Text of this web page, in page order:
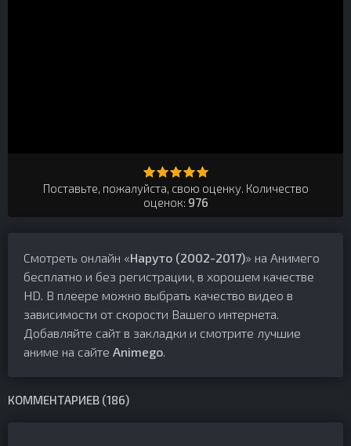
Поставьте, пожалуйста, свою оценку. Количество
оценок: 976
Смотреть онлайн «Наруто (2002-2017)» на Анимего
бесплатно и без регистрации, в хорошем качестве
HD. В плеере можно выбрать качество видео в
зависимости от скорости Вашего интернета.
Добавляйте сайт в закладки и смотрите лучшие
аниме на сайте Animego.
КОММЕНТАРИЕВ (186)